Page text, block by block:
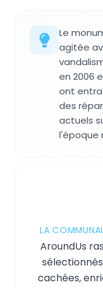
Le
agitée
en 2006
ont
des
actuels
l'époque
LA
AroundUs
cachées,